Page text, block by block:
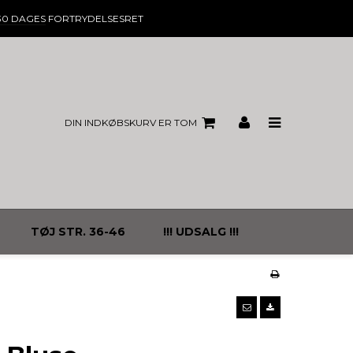
DAGESFORTRYDELSESRET
DIN INDKØBSKURV ER TOM
TØJ STR. 36-46 !!! UDSALG !!!